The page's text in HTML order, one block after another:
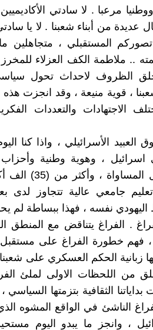
مرعبا . لا سادتي
عديدة من أبناء شعبنا . لا يا
المستقبلي ، متجاهلين ما
.. ملاطمة الكف العزلاء للمخرز
الظروف لاحداث تحول
، قوية منيعة ، وقد انجزت هذه
الاجتهادات والتعددات
الأسرائيلي ، واذا كنا
اسرائيل ، وهوية وطنية
ونضالات برلمانية وشعبية
جامعي عالية تتجاوز لدى
اليهودي نفسه ، فهذا ببساطة لم
. الفراغ يتناقض مع المنطق
خطورة الفراغ على مستقبل
زبانية الحكم العسكري على
من اللحظات الاولى لملئ
الثقافية بتزمتها السياسي
الناشئ في الواقع المشوه
، وانجز ما يبدو اليوم